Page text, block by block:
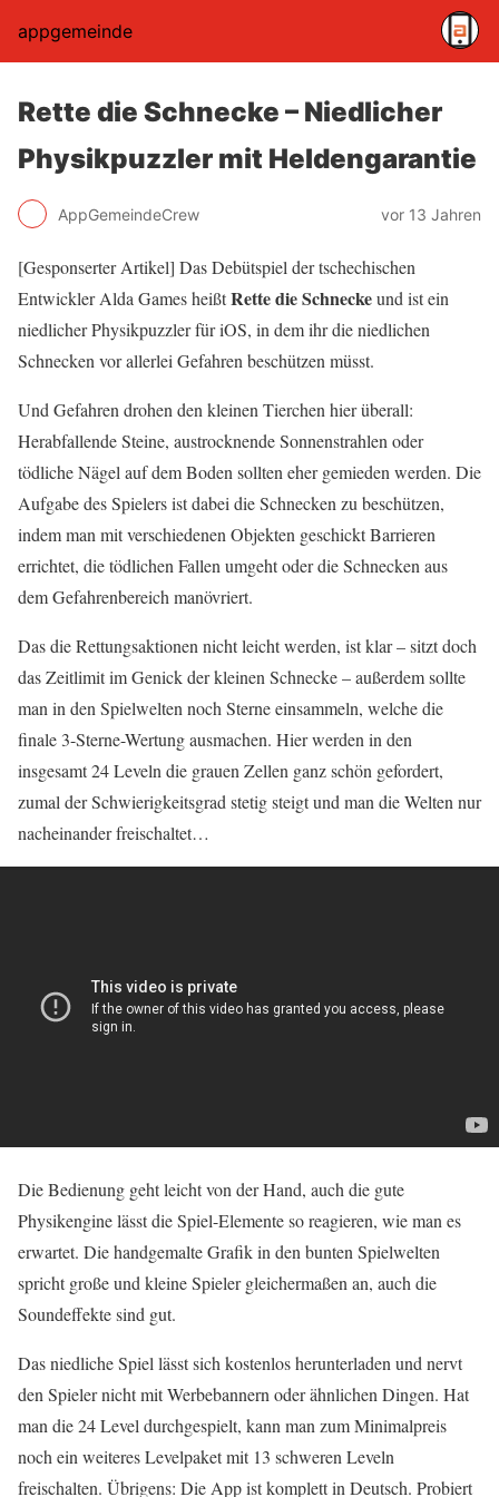
appgemeinde
Rette die Schnecke – Niedlicher
Physikpuzzler mit Heldengarantie
AppGemeindeCrew vor 13 Jahren
[Gesponserter Artikel] Das Debütspiel der tschechischen
Entwickler Alda Games heißtRette die Schneckeund ist ein
niedlicher Physikpuzzler für iOS, in dem ihr die niedlichen
Schnecken vor allerlei Gefahren beschützen müsst.
Und Gefahren drohen den kleinen Tierchen hier überall:
Herabfallende Steine, austrocknende Sonnenstrahlen oder
tödliche Nägel auf dem Boden sollten eher gemieden werden. Die
Aufgabe des Spielers ist dabei die Schnecken zu beschützen,
indem man mit verschiedenen Objekten geschickt Barrieren
errichtet, die tödlichen Fallen umgeht oder die Schnecken aus
dem Gefahrenbereich manövriert.
Das die Rettungsaktionen nicht leicht werden, ist klar – sitzt doch
das Zeitlimit im Genick der kleinen Schnecke – außerdem sollte
man in den Spielwelten noch Sterne einsammeln, welche die
finale 3-Sterne-Wertung ausmachen. Hier werden in den
insgesamt 24 Leveln die grauen Zellen ganz schön gefordert,
zumal der Schwierigkeitsgrad stetig steigt und man die Welten nur
nacheinander freischaltet…
Die Bedienung geht leicht von der Hand, auch die gute
Physikengine lässt die Spiel-Elemente so reagieren, wie man es
erwartet. Die handgemalte Grafik in den bunten Spielwelten
spricht große und kleine Spieler gleichermaßen an, auch die
Soundeffekte sind gut.
Das niedliche Spiel lässt sich kostenlos herunterladen und nervt
den Spieler nicht mit Werbebannern oder ähnlichen Dingen. Hat
man die 24 Level durchgespielt, kann man zum Minimalpreis
noch ein weiteres Levelpaket mit 13 schweren Leveln
freischalten. Übrigens: Die App ist komplett in Deutsch. Probiert